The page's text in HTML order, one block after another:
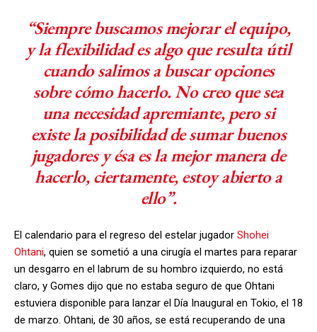
“Siempre buscamos mejorar el equipo,
y la flexibilidad es algo que resulta útil
cuando salimos a buscar opciones
sobre cómo hacerlo. No creo que sea
una necesidad apremiante, pero si
existe la posibilidad de sumar buenos
jugadores y ésa es la mejor manera de
hacerlo, ciertamente, estoy abierto a
ello”.
El calendario para el regreso del estelar jugador Shohei
Ohtani, quien se sometió a una cirugía el martes para reparar
un desgarro en el labrum de su hombro izquierdo, no está
claro, y Gomes dijo que no estaba seguro de que Ohtani
estuviera disponible para lanzar el Día Inaugural en Tokio, el 18
de marzo. Ohtani, de 30 años, se está recuperando de una